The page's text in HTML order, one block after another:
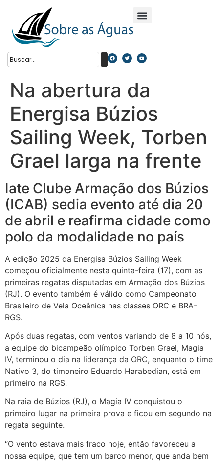
Na abertura da
Energisa Búzios
Sailing Week, Torben
Grael larga na frente
Iate Clube Armação dos Búzios
(ICAB) sedia evento até dia 20
de abril e reafirma cidade como
polo da modalidade no país
A edição 2025 da Energisa Búzios Sailing Week
começou oficialmente nesta quinta-feira (17), com as
primeiras regatas disputadas em Armação dos Búzios
(RJ). O evento também é válido como Campeonato
Brasileiro de Vela Oceânica nas classes ORC e BRA-
RGS.
Após duas regatas, com ventos variando de 8 a 10 nós,
a equipe do bicampeão olímpico Torben Grael, Magia
IV, terminou o dia na liderança da ORC, enquanto o time
Nativo 3, do timoneiro Eduardo Harabedian, está em
primeiro na RGS.
Na raia de Búzios (RJ), o Magia IV conquistou o
primeiro lugar na primeira prova e ficou em segundo na
regata seguinte.
“O vento estava mais fraco hoje, então favoreceu a
nossa equipe, que tem um barco menor, que anda bem